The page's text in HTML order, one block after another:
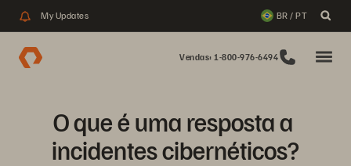
My Updates BR / PT
Vendas: 1-800-976-6494
O que é uma resposta a
incidentes cibernéticos?